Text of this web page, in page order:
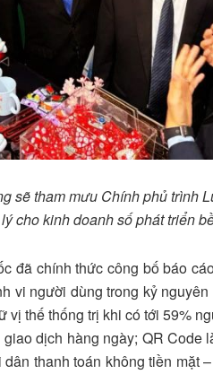
sẽ tham mưu Chính phủ trình
cho kinh doanh số phát triển
đã chính thức công bố báo
vi người dùng trong kỷ
vị thế thống trị khi có tới 59%
dịch hàng ngày; QR Code
thanh toán không tiền mặt